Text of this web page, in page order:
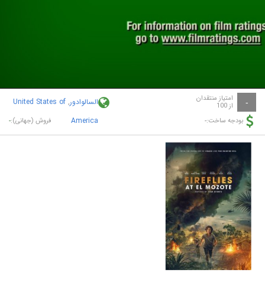
- امتیاز منتقدان
از 100 السالوادور,
United States of
America
بودجه ساخت:- فروش (جهانی):-